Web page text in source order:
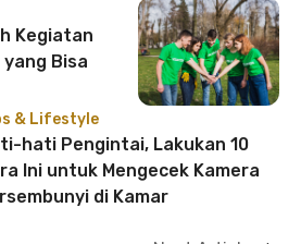
Kegiatan
Bisa
& Lifestyle
hati Pengintai, Lakukan 10
Ini untuk Mengecek Kamera
di Kamar